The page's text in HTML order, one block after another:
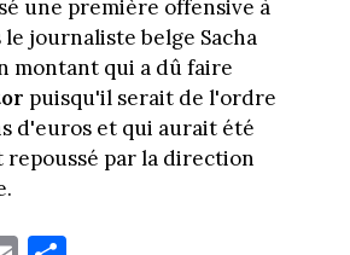
une première offensive à
journaliste belge Sacha
montant qui a dû faire
puisqu'il serait de l'ordre
d'euros et qui aurait été
par la direction